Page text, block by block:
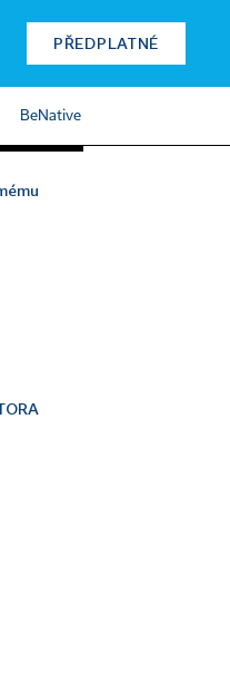
PŘEDPLATNÉ
BeNative